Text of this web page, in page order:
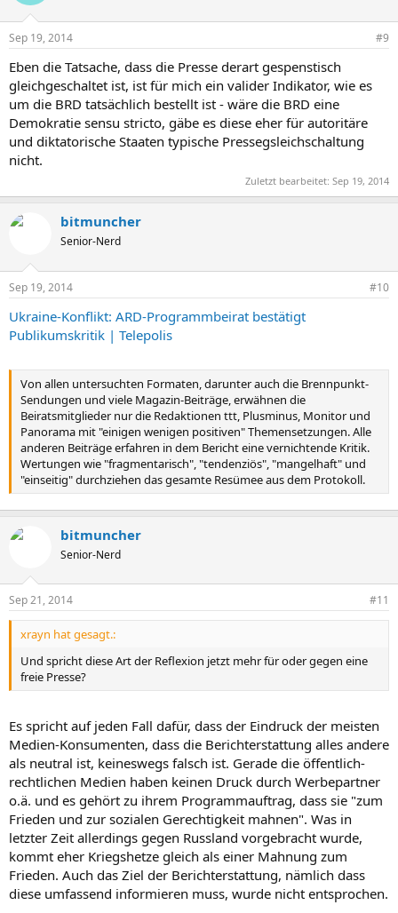
Sep 19, 2014 #9
Eben die Tatsache, dass die Presse derart gespenstisch
gleichgeschaltet ist, ist für mich ein valider Indikator, wie es
um die BRD tatsächlich bestellt ist - wäre die BRD eine
Demokratie sensu stricto, gäbe es diese eher für autoritäre
und diktatorische Staaten typische Pressegsleichschaltung
nicht.
Zuletzt bearbeitet: Sep 19, 2014
bitmuncher
Senior-Nerd
Sep 19, 2014 #10
Ukraine-Konflikt: ARD-Programmbeirat bestätigt
Publikumskritik | Telepolis
Von allen untersuchten Formaten, darunter auch die Brennpunkt-
Sendungen und viele Magazin-Beiträge, erwähnen die
Beiratsmitglieder nur die Redaktionen ttt, Plusminus, Monitor und
Panorama mit "einigen wenigen positiven" Themensetzungen. Alle
anderen Beiträge erfahren in dem Bericht eine vernichtende Kritik.
Wertungen wie "fragmentarisch", "tendenziös", "mangelhaft" und
"einseitig" durchziehen das gesamte Resümee aus dem Protokoll.
bitmuncher
Senior-Nerd
Sep 21, 2014 #11
xrayn hat gesagt.:
Und spricht diese Art der Reflexion jetzt mehr für oder gegen eine
freie Presse?
Es spricht auf jeden Fall dafür, dass der Eindruck der meisten
Medien-Konsumenten, dass die Berichterstattung alles andere
als neutral ist, keineswegs falsch ist. Gerade die öffentlich-
rechtlichen Medien haben keinen Druck durch Werbepartner
o.ä. und es gehört zu ihrem Programmauftrag, dass sie "zum
Frieden und zur sozialen Gerechtigkeit mahnen". Was in
letzter Zeit allerdings gegen Russland vorgebracht wurde,
kommt eher Kriegshetze gleich als einer Mahnung zum
Frieden. Auch das Ziel der Berichterstattung, nämlich dass
diese umfassend informieren muss, wurde nicht entsprochen.